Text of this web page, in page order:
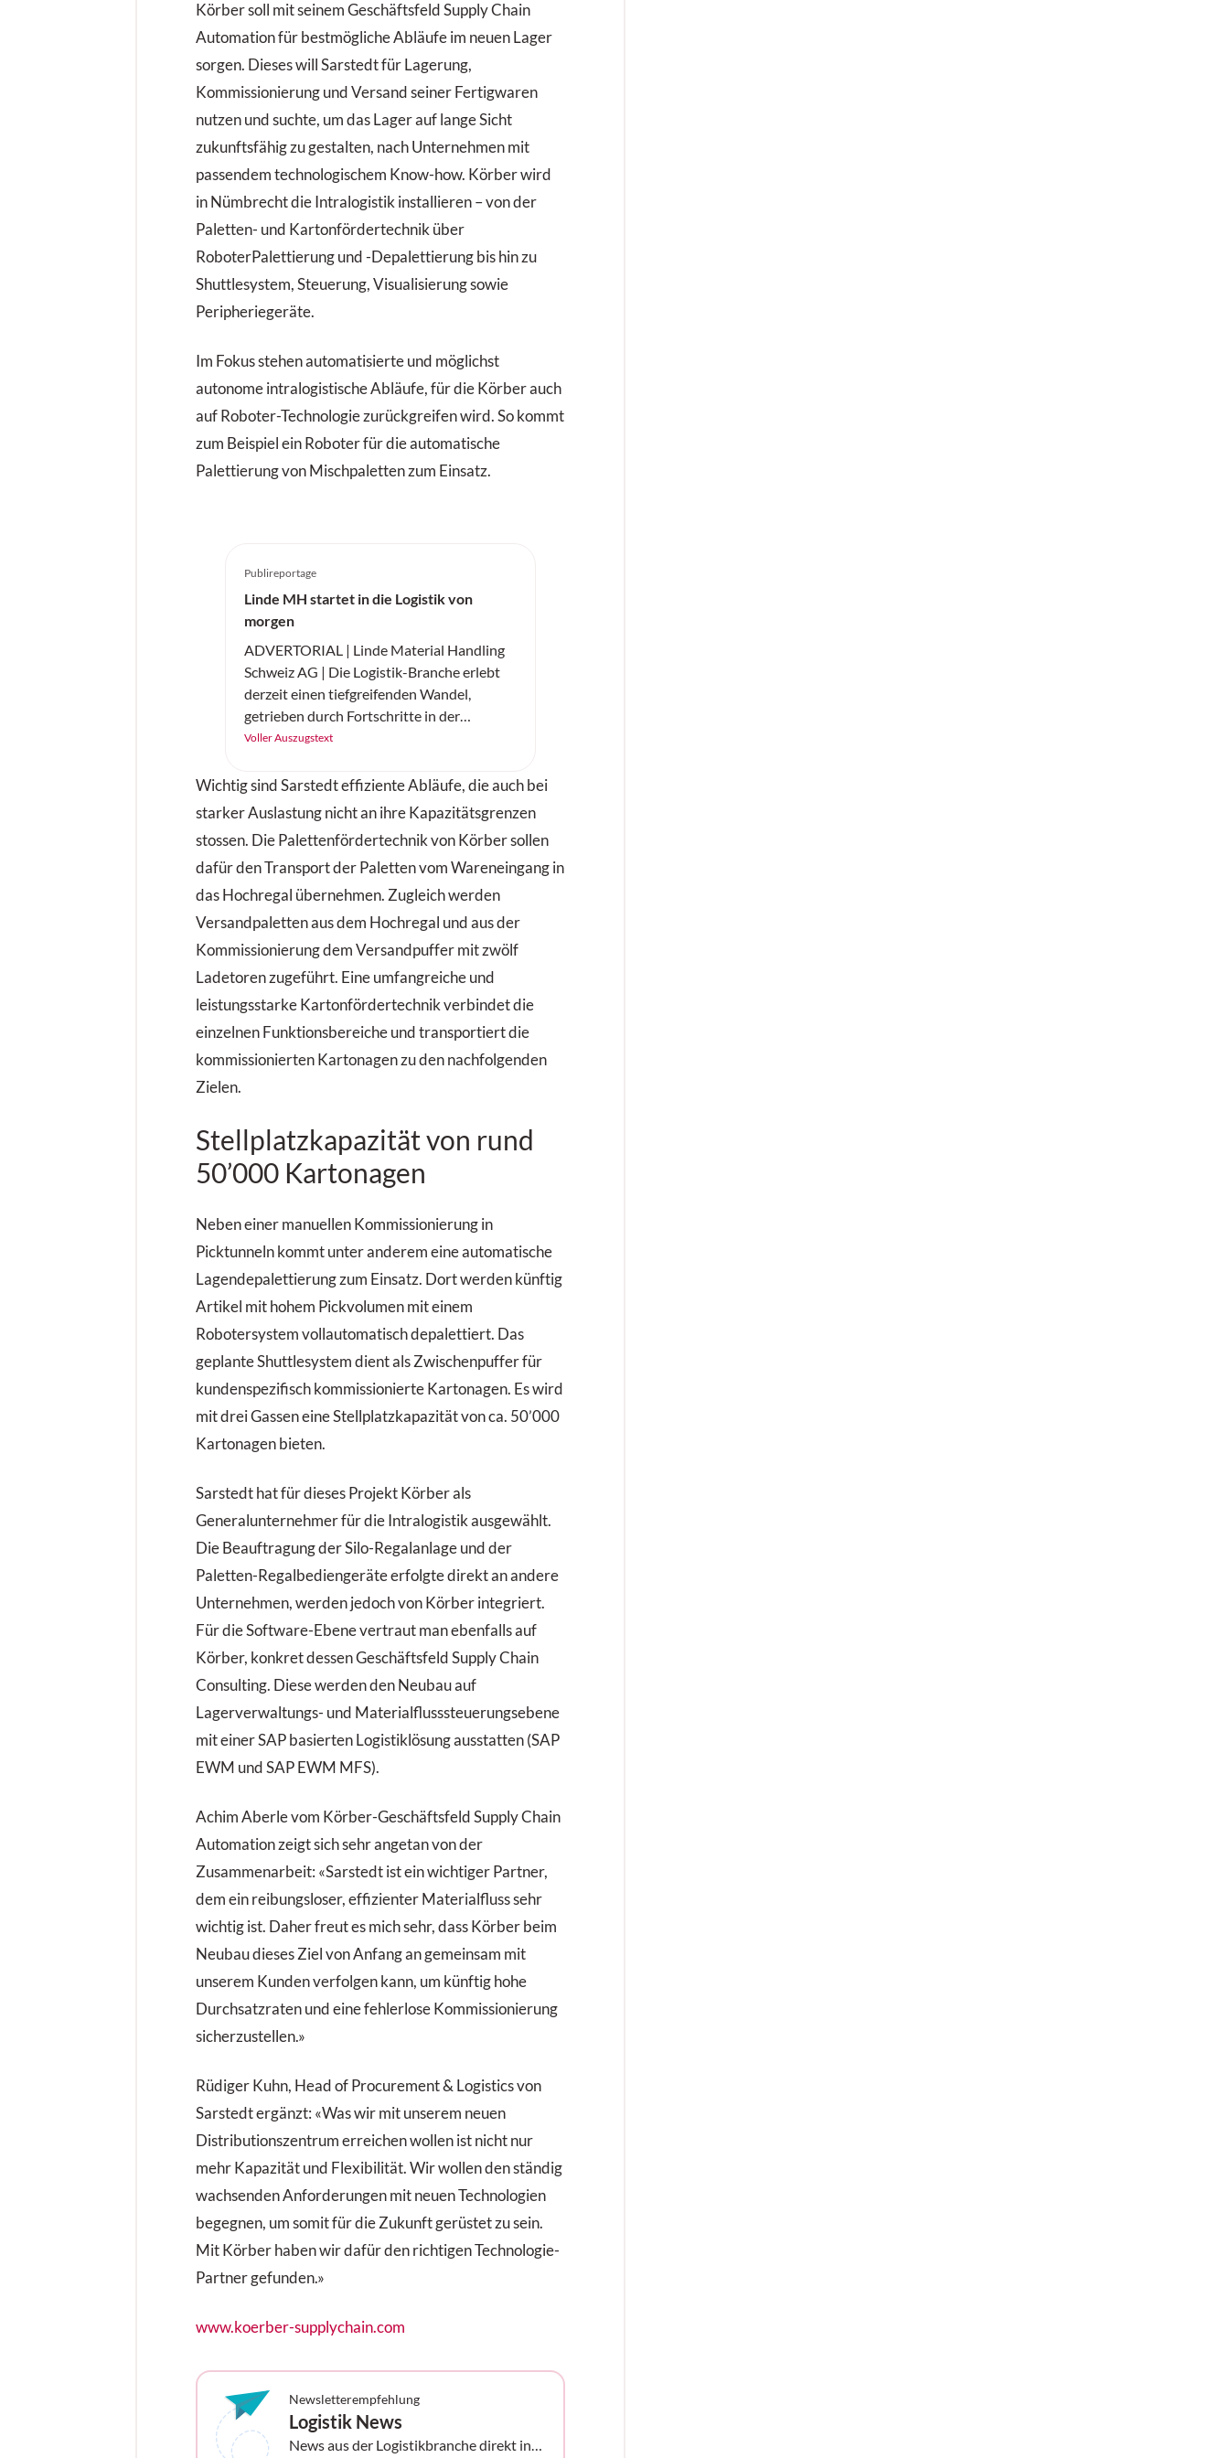
Körber soll mit seinem Geschäftsfeld Supply Chain
Automation für bestmögliche Abläufe im neuen Lager
sorgen. Dieses will Sarstedt für Lagerung,
Kommissionierung und Versand seiner Fertigwaren
nutzen und suchte, um das Lager auf lange Sicht
zukunftsfähig zu gestalten, nach Unternehmen mit
passendem technologischem Know-how. Körber wird
in Nümbrecht die Intralogistik installieren – von der
Paletten- und Kartonfördertechnik über
RoboterPalettierung und -Depalettierung bis hin zu
Shuttlesystem, Steuerung, Visualisierung sowie
Peripheriegeräte.
Im Fokus stehen automatisierte und möglichst
autonome intralogistische Abläufe, für die Körber auch
auf Roboter-Technologie zurückgreifen wird. So kommt
zum Beispiel ein Roboter für die automatische
Palettierung von Mischpaletten zum Einsatz.
Publireportage
Linde MH startet in die Logistik von
morgen
ADVERTORIAL | Linde Material Handling
Schweiz AG | Die Logistik-Branche erlebt
derzeit einen tiefgreifenden Wandel,
getrieben durch Fortschritte in der
künstlichen Intelligenz (KI) und
Schweiz präsentiert zwei bahnbrechende
Innovationen, die den Materialfluss
revolutionieren: die KI-gestützte
Automatisierung von Flurförderzeugen
sowie die neue Elektrostapler-Baureihe
«The Next Champ». Diese Entwicklungen
werden nicht nur die Effizienz steigern,
sondern auch die Wettbewerbsfähigkeit
von Unternehmen nachhaltig verbessern.
Voller Auszugstext
Wichtig sind Sarstedt effiziente Abläufe, die auch bei
starker Auslastung nicht an ihre Kapazitätsgrenzen
stossen. Die Palettenfördertechnik von Körber sollen
dafür den Transport der Paletten vom Wareneingang in
das Hochregal übernehmen. Zugleich werden
Versandpaletten aus dem Hochregal und aus der
Kommissionierung dem Versandpuffer mit zwölf
Ladetoren zugeführt. Eine umfangreiche und
leistungsstarke Kartonfördertechnik verbindet die
einzelnen Funktionsbereiche und transportiert die
kommissionierten Kartonagen zu den nachfolgenden
Zielen.
Stellplatzkapazität von rund
50’000 Kartonagen
Neben einer manuellen Kommissionierung in
Picktunneln kommt unter anderem eine automatische
Lagendepalettierung zum Einsatz. Dort werden künftig
Artikel mit hohem Pickvolumen mit einem
Robotersystem vollautomatisch depalettiert. Das
geplante Shuttlesystem dient als Zwischenpuffer für
kundenspezifisch kommissionierte Kartonagen. Es wird
mit drei Gassen eine Stellplatzkapazität von ca. 50’000
Kartonagen bieten.
Sarstedt hat für dieses Projekt Körber als
Generalunternehmer für die Intralogistik ausgewählt.
Die Beauftragung der Silo-Regalanlage und der
Paletten-Regalbediengeräte erfolgte direkt an andere
Unternehmen, werden jedoch von Körber integriert.
Für die Software-Ebene vertraut man ebenfalls auf
Körber, konkret dessen Geschäftsfeld Supply Chain
Consulting. Diese werden den Neubau auf
Lagerverwaltungs- und Materialflusssteuerungsebene
mit einer SAP basierten Logistiklösung ausstatten (SAP
EWM und SAP EWM MFS).
Achim Aberle vom Körber-Geschäftsfeld Supply Chain
Automation zeigt sich sehr angetan von der
Zusammenarbeit: «Sarstedt ist ein wichtiger Partner,
dem ein reibungsloser, effizienter Materialfluss sehr
wichtig ist. Daher freut es mich sehr, dass Körber beim
Neubau dieses Ziel von Anfang an gemeinsam mit
unserem Kunden verfolgen kann, um künftig hohe
Durchsatzraten und eine fehlerlose Kommissionierung
sicherzustellen.»
Rüdiger Kuhn, Head of Procurement & Logistics von
Sarstedt ergänzt: «Was wir mit unserem neuen
Distributionszentrum erreichen wollen ist nicht nur
mehr Kapazität und Flexibilität. Wir wollen den ständig
wachsenden Anforderungen mit neuen Technologien
begegnen, um somit für die Zukunft gerüstet zu sein.
Mit Körber haben wir dafür den richtigen Technologie-
Partner gefunden.»
www.koerber-supplychain.com
Newsletterempfehlung
Logistik News
News aus der Logistikbranche direkt in